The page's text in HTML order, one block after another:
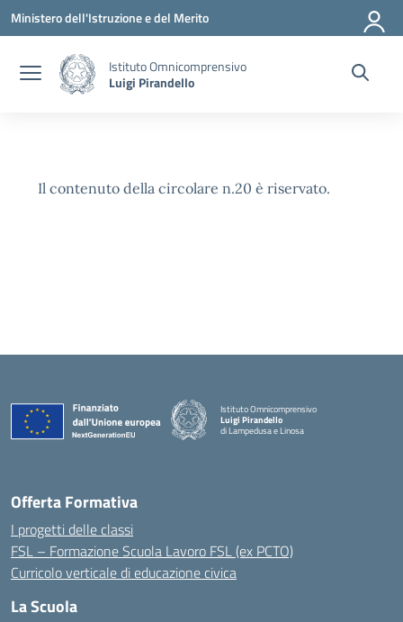
Vai ai contenuti
Vai al menu di navigazione
Vai al footer
Ministero dell'Istruzione e del Merito
Istituto Omnicomprensivo
Luigi Pirandello
Il contenuto della circolare n.20 è riservato.
Istituto Omnicomprensivo
Luigi Pirandello
di Lampedusa e Linosa
Offerta Formativa
I progetti delle classi
FSL – Formazione Scuola Lavoro FSL (ex PCTO)
Curricolo verticale di educazione civica
La Scuola